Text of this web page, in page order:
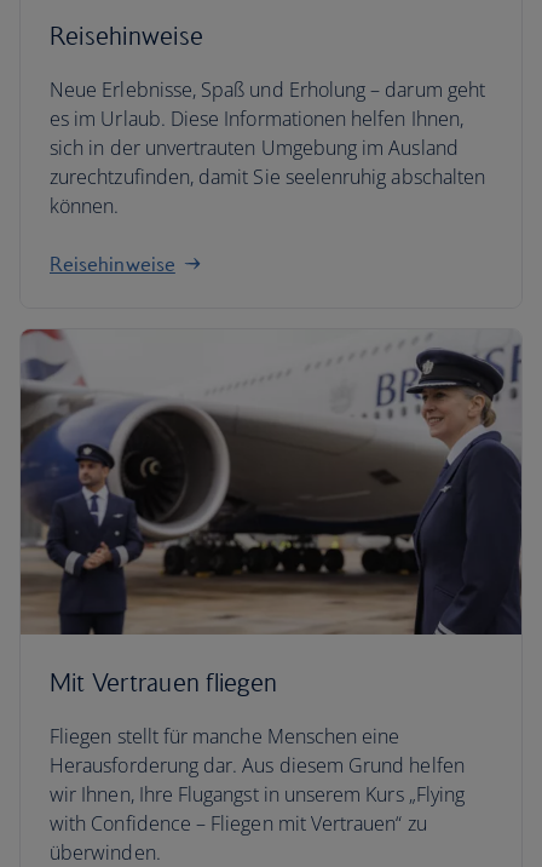
Reisehinweise
Neue Erlebnisse, Spaß und Erholung – darum geht
es im Urlaub. Diese Informationen helfen Ihnen,
sich in der unvertrauten Umgebung im Ausland
zurechtzufinden, damit Sie seelenruhig abschalten
können.
Reisehinweise
Mit Vertrauen fliegen
Fliegen stellt für manche Menschen eine
Herausforderung dar. Aus diesem Grund helfen
wir Ihnen, Ihre Flugangst in unserem Kurs „Flying
with Confidence – Fliegen mit Vertrauen“ zu
überwinden.